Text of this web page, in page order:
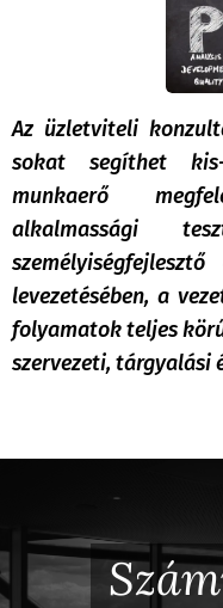
Az üzletviteli
sokat segíthet
munkaerő
alkalmassági
levezetésében, a
folyamatok teljes
szervezeti, tárgyalási